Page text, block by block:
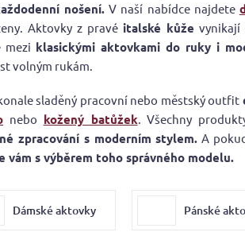
nošení. V naší nabídce najdete
Aktovky z pravéitalské kůže vynikají
mezi klasickými aktovkami do ruky i
volným rukám.
sladěný pracovní nebo městský outfit
nebo kožený batůžek. Všechny
zpracování s moderním stylem. A
vám s výběrem toho správného modelu.
Dámské aktovky Pánské